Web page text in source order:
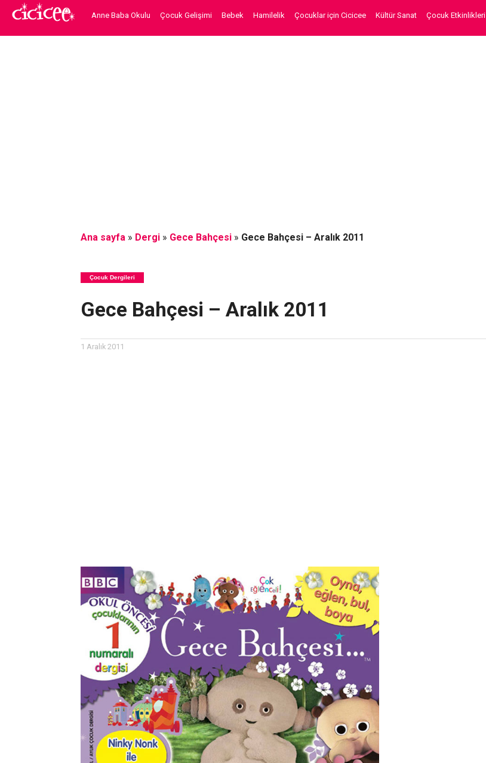
Anne Baba Okulu Çocuk Gelişimi Bebek Hamilelik Çocuklar için Cicicee Kültür Sanat Çocuk Etkinlikleri
Ana sayfa» Dergi» Gece Bahçesi» Gece Bahçesi – Aralık 2011
Çocuk Dergileri
Gece Bahçesi – Aralık 2011
1 Aralık 2011